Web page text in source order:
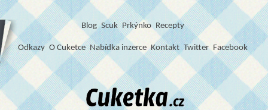
Blog Scuk Prkýnko Recepty
Odkazy O Cuketce Nabídka inzerce Kontakt Twitter Facebook